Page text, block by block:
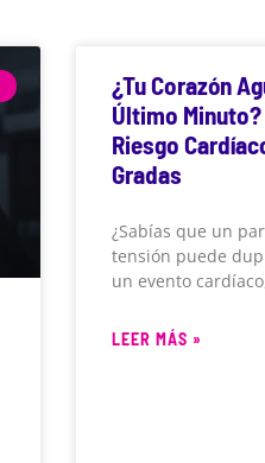
¿Tu Corazón
Último
Riesgo
Gradas
¿Sabías que un
tensión puede
un evento
LEER MÁS »